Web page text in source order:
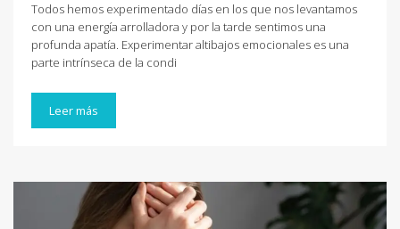
Todos hemos experimentado días en los que nos levantamos
con una energía arrolladora y por la tarde sentimos una
profunda apatía. Experimentar altibajos emocionales es una
parte intrínseca de la condi
Leer más